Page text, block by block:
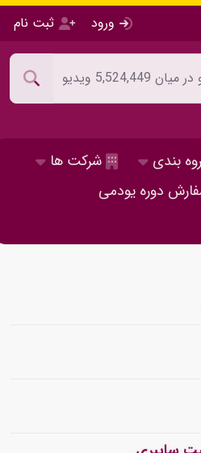
ورود ثبت نام
بندی
شرکت ها
دوره یودمی